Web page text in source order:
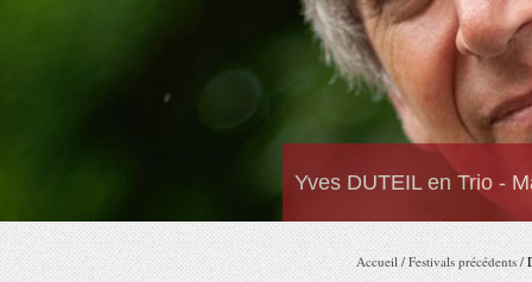
Yves DUTEIL en Trio -
Accueil /Festivals précédents /